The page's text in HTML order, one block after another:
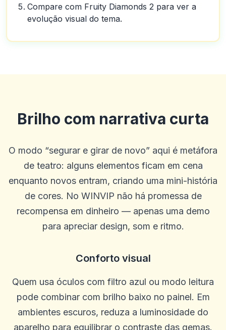
Compare com Fruity Diamonds 2 para ver a
evolução visual do tema.
Brilho com narrativa curta
O modo “segurar e girar de novo” aqui é metáfora
de teatro: alguns elementos ficam em cena
enquanto novos entram, criando uma mini-história
de cores. No WINVIP não há promessa de
recompensa em dinheiro — apenas uma demo
para apreciar design, som e ritmo.
Conforto visual
Quem usa óculos com filtro azul ou modo leitura
pode combinar com brilho baixo no painel. Em
ambientes escuros, reduza a luminosidade do
aparelho para equilibrar o contraste das gemas.
Kameron Bacon
2025-10-22 03:17:18
Ótimo site, pagamentos rápidos e ótimas probabilidades. O
R
Randy Cha
Bom tempo para passar
0 0